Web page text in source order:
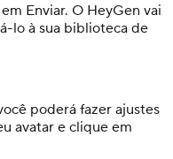
Enviar. O HeyGen vai
lo à sua biblioteca de
poderá fazer ajustes
avatar e clique em